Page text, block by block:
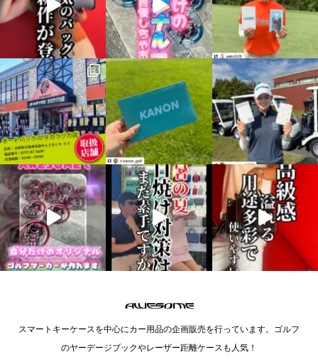
スマートキーケースを中心にカー用品の企画販売を行っています。ゴルフ
のヤーデージブックやレーザー距離ケースも人気！